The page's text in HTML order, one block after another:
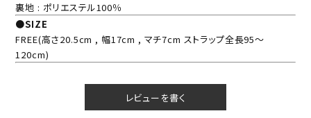
裏地 : ポリエステル100％
●SIZE
FREE(高さ20.5cm , 幅17cm , マチ7cm ストラップ全長95～
120cm)
レビューを書く